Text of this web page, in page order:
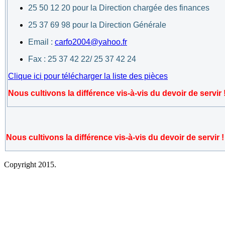
25 50 12 20 pour la Direction chargée des finances
25 37 69 98 pour la Direction Générale
Email : carfo2004@yahoo.fr
Fax : 25 37 42 22/ 25 37 42 24
Clique ici pour télécharger la liste des pièces
Nous cultivons la différence vis-à-vis du devoir de servir
Nous cultivons la différence vis-à-vis du devoir de servir !
Copyright 2015.